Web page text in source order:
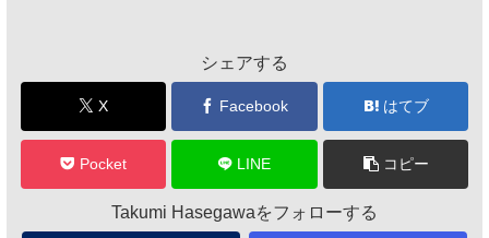
シェアする
X Facebook はてブ
Pocket LINE コピー
Takumi Hasegawaをフォローする